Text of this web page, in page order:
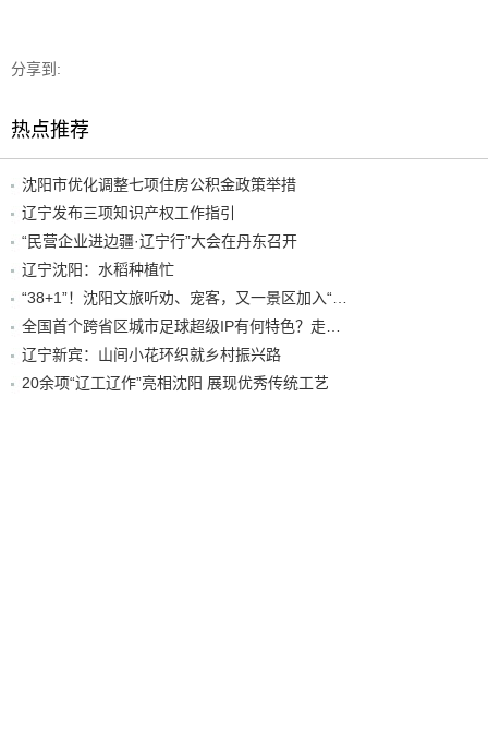
分享到:
热点推荐
沈阳市优化调整七项住房公积金政策举措
辽宁发布三项知识产权工作指引
“民营企业进边疆·辽宁行”大会在丹东召开
辽宁沈阳：水稻种植忙
辽宁新宾：山间小花环织就乡村振兴路
20余项“辽工辽作”亮相沈阳 展现优秀传统工艺